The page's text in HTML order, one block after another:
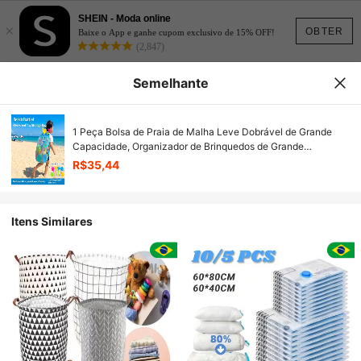
OBTER
×
SHEIN - Moda online
Baixe o App e ganhe cupom exclusivo de 15% OFF!
(2,847)
Semelhante
1 Peça Bolsa de Praia de Malha Leve Dobrável de Grande
Capacidade, Organizador de Brinquedos de Grande
Armazenamento Bolsa Esportiva para Crianças Meninas
Adolescentes Mulheres, Bolsa Dobrável Portátil para Escola
R$35,44
Itens Similares